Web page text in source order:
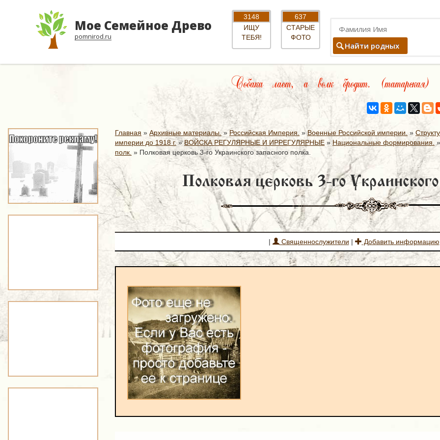
Мое Семейное Древо
pomnirod.ru
3148
ИЩУ
ТЕБЯ!
637
СТАРЫЕ
ФОТО
Найти родных
Собака лает, а волк бродит. (татарская)
Главная » Архивные материалы. »Российская Империя. »Военные Российской империи. »
империи до 1918 г.»ВОЙСКА РЕГУЛЯРНЫЕ И ИРРЕГУЛЯРНЫЕ » Национальные формирования.
полк. » Полковая церковь 3-го Украинского запасного полка.
Полковая церковь 3-го
| Священнослужители | Добавить информацию